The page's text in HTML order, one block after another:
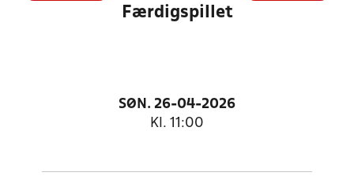
Færdigspillet
SØN. 26-04-2026
Kl. 11:00